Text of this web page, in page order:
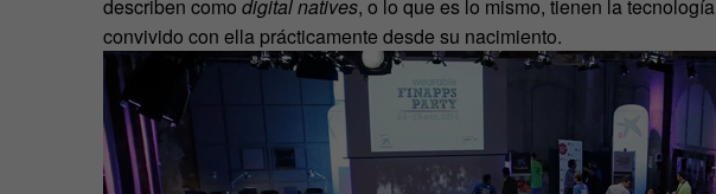
describen como digital natives, o lo que es lo mismo, tienen la
convivido con ella prácticamente desde su nacimiento.